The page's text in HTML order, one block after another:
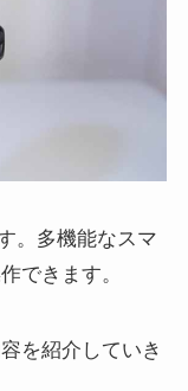
。多機能なスマ
できます。
を紹介していき